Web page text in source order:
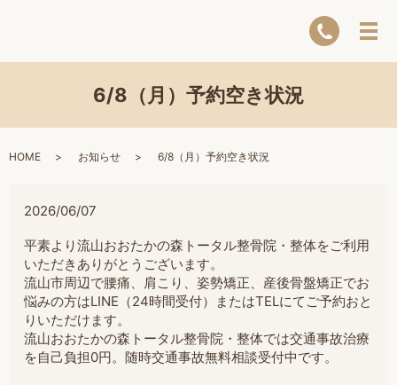
6/8（月）予約空き状況
HOME お知らせ 6/8（月）予約空き状況
2026/06/07
平素より流山おおたかの森トータル整骨院・整体をご利用
いただきありがとうございます。
流山市周辺で腰痛、肩こり、姿勢矯正、産後骨盤矯正でお
悩みの方はLINE（24時間受付）またはTELにてご予約おと
りいただけます。
流山おおたかの森トータル整骨院・整体では交通事故治療
を自己負担0円。随時交通事故無料相談受付中です。